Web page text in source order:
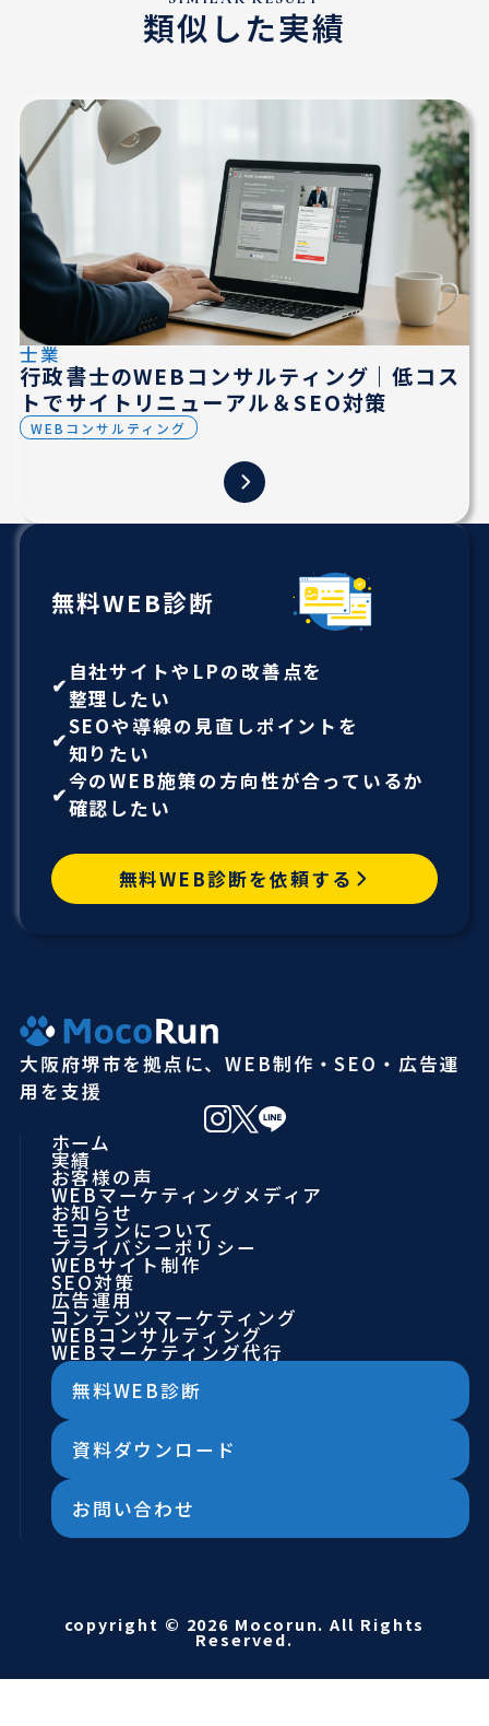
類似した実績
士業
行政書士のWEBコンサルティング｜低コス
トでサイトリニューアル＆SEO対策
WEBコンサルティング
無料WEB診断
自社サイトやLPの改善点を
整理したい
SEOや導線の見直しポイントを
知りたい
今のWEB施策の方向性が合っているか
確認したい
無料WEB診断を依頼する
大阪府堺市を拠点に、WEB制作・SEO・広告運
用を支援
ホーム
実績
お客様の声
WEBマーケティングメディア
お知らせ
モコランについて
プライバシーポリシー
WEBサイト制作
SEO対策
広告運用
コンテンツマーケティング
WEBコンサルティング
WEBマーケティング代行
無料WEB診断
資料ダウンロード
お問い合わせ
copyright © 2026 Mocorun. All Rights
Reserved.